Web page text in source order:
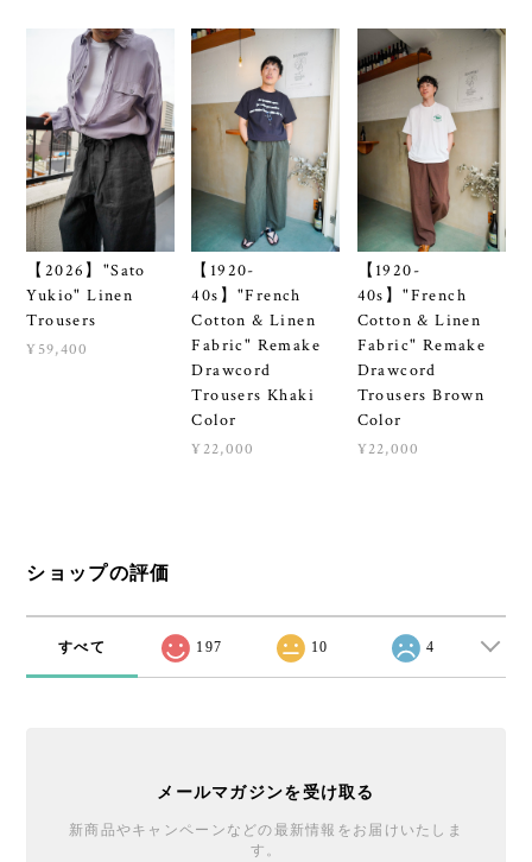
【2026】"Sato
Yukio" Linen
Trousers
¥59,400
【1920-
40s】"French
Cotton & Linen
Fabric" Remake
Drawcord
Trousers Khaki
Color
¥22,000
【1920-
40s】"French
Cotton & Linen
Fabric" Remake
Drawcord
Trousers Brown
Color
¥22,000
ショップの評価
すべて 197 10 4
メールマガジンを受け取る
新商品やキャンペーンなどの最新情報をお届けいたしま
す。